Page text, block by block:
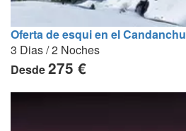
Oferta de esqui en el Candanchu
3 Dias / 2 Noches
Desde275 €